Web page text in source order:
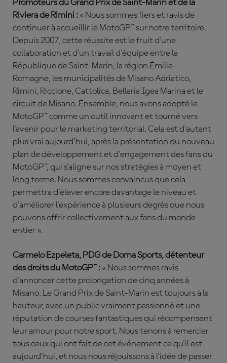
Promoteurs du Grand Prix de Saint-Marin et de la
Riviera de Rimini : « Nous sommes fiers et ravis de
continuer à accueillir le MotoGP™ sur notre territoire.
Depuis 2007, cette réussite est le fruit d'une
collaboration et d'un travail d'équipe entre la
République de Saint-Marin, la région Émilie-
Romagne, les municipalités de Misano Adriatico,
Rimini, Riccione, Cattolica, Bellaria Igea Marina et le
circuit de Misano. Ensemble, nous avons adopté le
MotoGP™ comme un outil innovant et tourné vers
l'avenir pour le marketing territorial. Cela est d'autant
plus vrai aujourd'hui, après la présentation du nouveau
plan de développement et d'engagement des fans du
MotoGP™, qui s'aligne sur nos stratégies à moyen et
long terme. Nous sommes convaincus que cela
permettra d'élever encore davantage le niveau et
d'améliorer l'expérience à plusieurs degrés que nous
pouvons offrir collectivement aux fans du monde
entier ».
Carmelo Ezpeleta, PDG de Dorna Sports, détenteur
des droits du MotoGP™ : « Nous sommes ravis
d'annoncer cette prolongation de cinq années à
Misano. Le Grand Prix de Saint-Marin est toujours à la
hauteur, avec un public vraiment passionné et une
réputation de courses fantastiques qui récompensent
leur amour pour notre sport. Nous tenons à remercier
tous ceux qui ont fait de cet événement ce qu'il est
aujourd'hui, et nous nous réjouissons à l'idée de passer